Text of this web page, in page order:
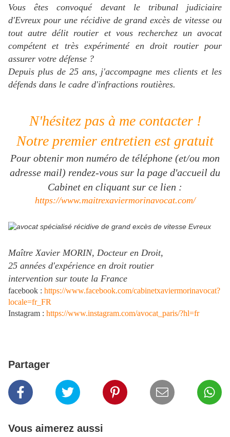
Vous êtes convoqué devant le tribunal judiciaire
d'Evreux pour une récidive de grand excès de vitesse ou
tout autre délit routier et vous recherchez un avocat
compétent et très expérimenté en droit routier pour
assurer votre défense ?
Depuis plus de 25 ans, j'accompagne mes clients et les
défends dans le cadre d'infractions routières.
N'hésitez pas à me contacter !
Notre premier entretien est gratuit
Pour obtenir mon numéro de téléphone (et/ou mon
adresse mail) rendez-vous sur la page d'accueil du
Cabinet en cliquant sur ce lien :
https://www.maitrexaviermorinavocat.com/
Maître Xavier MORIN, Docteur en Droit,
25 années d'expérience en droit routier
intervention sur toute la France
facebook : https://www.facebook.com/cabinetxaviermorinavocat?
locale=fr_FR
Instagram : https://www.instagram.com/avocat_paris/?hl=fr
Partager
Vous aimerez aussi